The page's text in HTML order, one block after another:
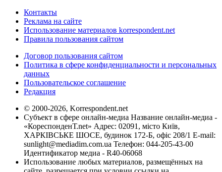
Контакты
Реклама на сайте
Использование материалов korrespondent.net
Правила пользования сайтом
Договор пользования сайтом
Политика в сфере конфиденциальности и персональных
данных
Пользовательское соглашение
Редакция
© 2000-2026, Korrespondent.net
Субъект в сфере онлайн-медиа Название онлайн-медиа -
«КореспонденТ.net» Адрес: 02091, місто Київ,
ХАРКІВСЬКЕ ШОСЕ, будинок 172-Б, офіс 208/1 E-mail:
sunlight@mediadim.com.ua Телефон: 044-205-43-00
Идентификатор медиа - R40-06068
Использование любых материалов, размещённых на